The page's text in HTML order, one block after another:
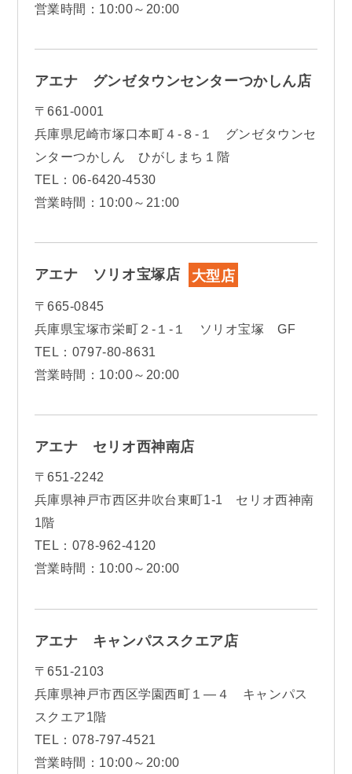
営業時間：10:00～20:00
アエナ グンゼタウンセンターつかしん店
〒661-0001
兵庫県尼崎市塚口本町４-８-１ グンゼタウンセ
ンターつかしん ひがしまち１階
TEL：06-6420-4530
営業時間：10:00～21:00
アエナ ソリオ宝塚店 大型店
〒665-0845
兵庫県宝塚市栄町２-１-１ ソリオ宝塚 GF
TEL：0797-80-8631
営業時間：10:00～20:00
アエナ セリオ西神南店
〒651-2242
兵庫県神戸市西区井吹台東町1-1 セリオ西神南
1階
TEL：078-962-4120
営業時間：10:00～20:00
アエナ キャンパススクエア店
〒651-2103
兵庫県神戸市西区学園西町１—４ キャンパス
スクエア1階
TEL：078-797-4521
営業時間：10:00～20:00